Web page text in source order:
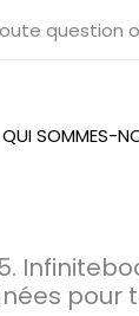
question
QUI SOMMES-
pour